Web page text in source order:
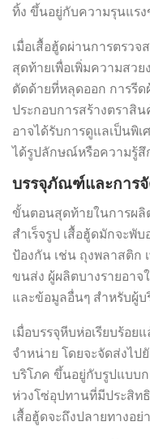
ทิ้ง ขึ้นอยู่กับความรุนแร
เมื่อเสื้อฮู้ดผ่านการตรว
สุดท้ายเพื่อเพิ่มความสว
ตัดด้ายที่หลุดออก การรีด
ประกอบการสร้างตราสิ
อาจได้รับการดูแลเป็นพิเ
ได้รูปลักษณ์หรือความรู้สึ
บรรจุภัณฑ์และการ
ขั้นตอนสุดท้ายในการผ
สำเร็จรูป เสื้อฮู้ดมักจะพั
ป้องกัน เช่น ถุงพลาสติก
ขนส่ง ผู้ผลิตบางรายอา
และข้อมูลอื่นๆ สำหรับผู้บ
เมื่อบรรจุหีบห่อเรียบร้อย
จำหน่าย โดยจะจัดส่งไป
บริโภค ขึ้นอยู่กับรูปแบบ
ห่วงโซ่อุปทานที่มีประสิท
เสื้อฮู้ดจะถึงปลายทางอย่